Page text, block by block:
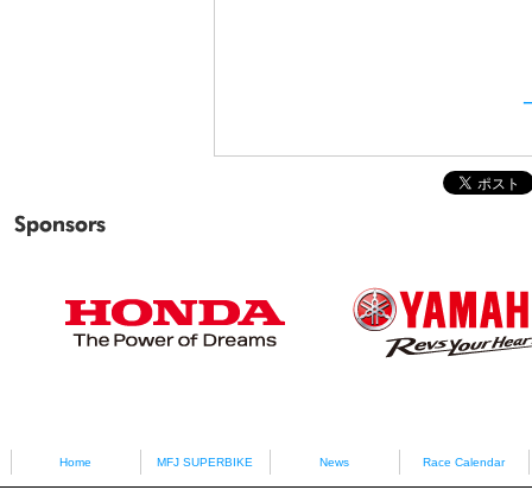
Home MFJ SUPERBIKE News Race Calendar